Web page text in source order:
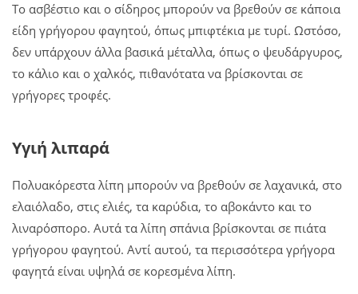
Το ασβέστιο και ο σίδηρος μπορούν να βρεθούν σε κάποια
είδη γρήγορου φαγητού, όπως μπιφτέκια με τυρί. Ωστόσο,
δεν υπάρχουν άλλα βασικά μέταλλα, όπως ο ψευδάργυρος,
το κάλιο και ο χαλκός, πιθανότατα να βρίσκονται σε
γρήγορες τροφές.
Υγιή λιπαρά
Πολυακόρεστα λίπη μπορούν να βρεθούν σε λαχανικά, στο
ελαιόλαδο, στις ελιές, τα καρύδια, το αβοκάντο και το
λιναρόσπορο. Αυτά τα λίπη σπάνια βρίσκονται σε πιάτα
γρήγορου φαγητού. Αντί αυτού, τα περισσότερα γρήγορα
φαγητά είναι υψηλά σε κορεσμένα λίπη.